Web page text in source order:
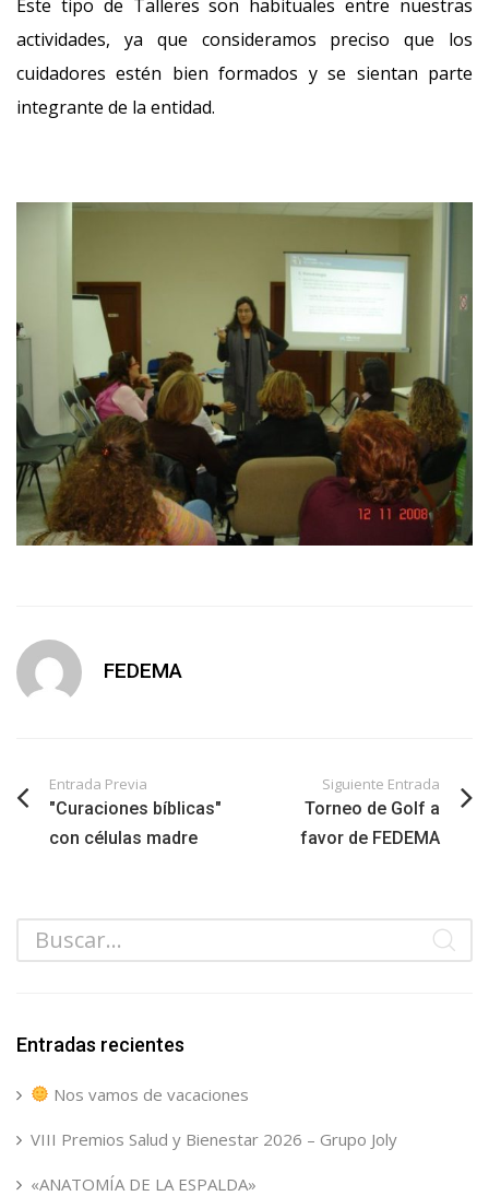
Este tipo de Talleres son habituales entre nuestras
actividades, ya que consideramos preciso que los
cuidadores estén bien formados y se sientan parte
integrante de la entidad.
FEDEMA
Entrada Previa
"Curaciones bíblicas"
con células madre
Siguiente Entrada
Torneo de Golf a
favor de FEDEMA
Entradas recientes
Nos vamos de vacaciones
VIII Premios Salud y Bienestar 2026 – Grupo Joly
«ANATOMÍA DE LA ESPALDA»